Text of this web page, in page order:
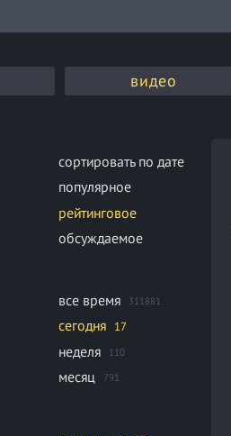
видео
сортировать по дате
популярное
рейтинговое
обсуждаемое
все время 311881
сегодня 17
неделя 110
месяц 791